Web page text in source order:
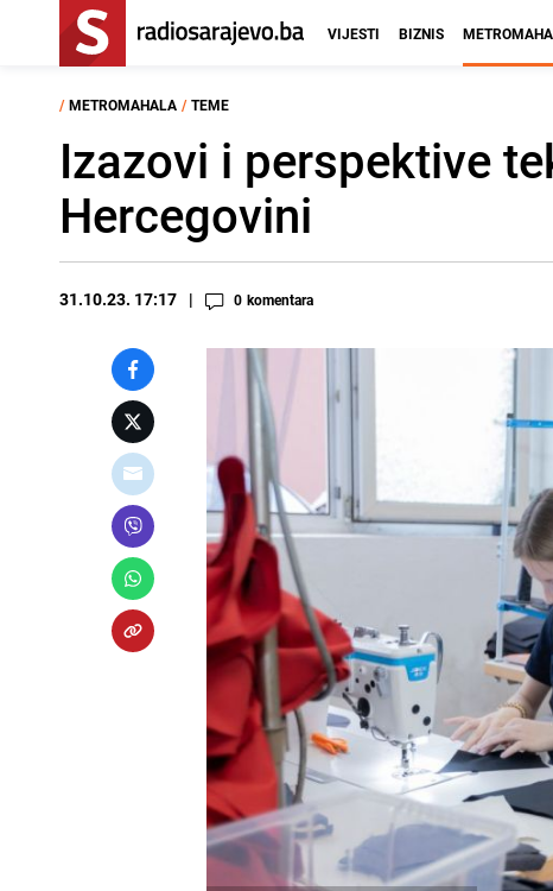
VIJESTI BIZNIS
/ METROMAHALA / TEME
Izazovi i perspektive
Hercegovini
31.10.23. 17:17 0 komentara